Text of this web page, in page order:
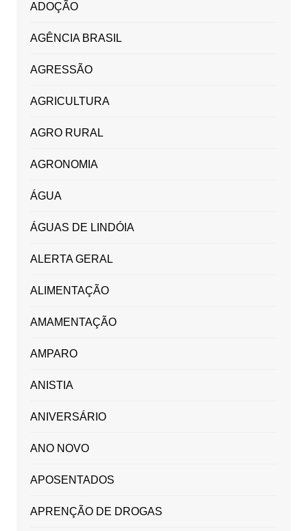
ADOÇÃO
AGÊNCIA BRASIL
AGRESSÃO
AGRICULTURA
AGRO RURAL
AGRONOMIA
ÁGUA
ÁGUAS DE LINDÓIA
ALERTA GERAL
ALIMENTAÇÃO
AMAMENTAÇÃO
AMPARO
ANISTIA
ANIVERSÁRIO
ANO NOVO
APOSENTADOS
APRENÇÃO DE DROGAS